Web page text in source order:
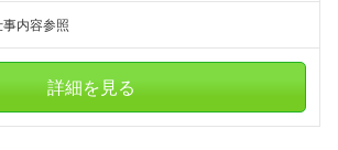
事内容参照
詳細を見る